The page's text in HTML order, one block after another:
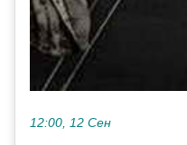
12:00, 12 Сен